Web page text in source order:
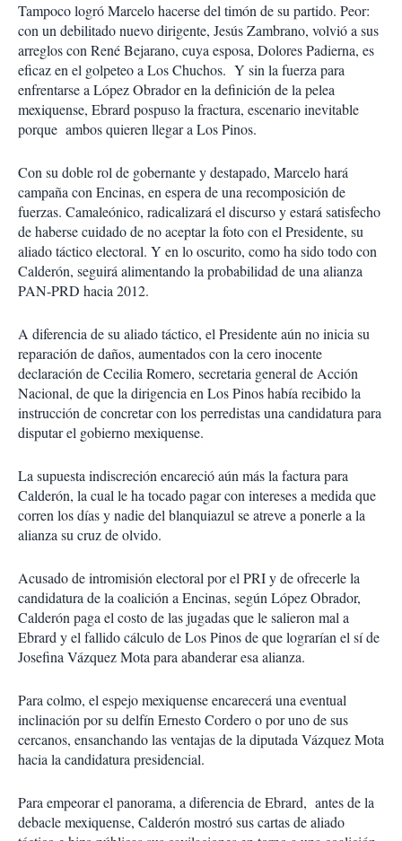
Tampoco logró Marcelo hacerse del timón de su partido. Peor:
con un debilitado nuevo dirigente, Jesús Zambrano, volvió a sus
arreglos con René Bejarano, cuya esposa, Dolores Padierna, es
eficaz en el golpeteo a Los Chuchos. Y sin la fuerza para
enfrentarse a López Obrador en la definición de la pelea
mexiquense, Ebrard pospuso la fractura, escenario inevitable
porque ambos quieren llegar a Los Pinos.
Con su doble rol de gobernante y destapado, Marcelo hará
campaña con Encinas, en espera de una recomposición de
fuerzas. Camaleónico, radicalizará el discurso y estará satisfecho
de haberse cuidado de no aceptar la foto con el Presidente, su
aliado táctico electoral. Y en lo oscurito, como ha sido todo con
Calderón, seguirá alimentando la probabilidad de una alianza
PAN-PRD hacia 2012.
A diferencia de su aliado táctico, el Presidente aún no inicia su
reparación de daños, aumentados con la cero inocente
declaración de Cecilia Romero, secretaria general de Acción
Nacional, de que la dirigencia en Los Pinos había recibido la
instrucción de concretar con los perredistas una candidatura para
disputar el gobierno mexiquense.
La supuesta indiscreción encareció aún más la factura para
Calderón, la cual le ha tocado pagar con intereses a medida que
corren los días y nadie del blanquiazul se atreve a ponerle a la
alianza su cruz de olvido.
Acusado de intromisión electoral por el PRI y de ofrecerle la
candidatura de la coalición a Encinas, según López Obrador,
Calderón paga el costo de las jugadas que le salieron mal a
Ebrard y el fallido cálculo de Los Pinos de que lograrían el sí de
Josefina Vázquez Mota para abanderar esa alianza.
Para colmo, el espejo mexiquense encarecerá una eventual
inclinación por su delfín Ernesto Cordero o por uno de sus
cercanos, ensanchando las ventajas de la diputada Vázquez Mota
hacia la candidatura presidencial.
Para empeorar el panorama, a diferencia de Ebrard, antes de la
debacle mexiquense, Calderón mostró sus cartas de aliado